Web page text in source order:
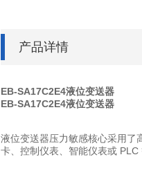
产品详情
EB-SA17C2E4液位变送器
EB-SA17C2E4液位变送器
液位变送器压力敏感核心采用了
卡、控制仪表、智能仪表或 PLC